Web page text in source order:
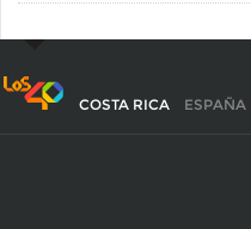
COSTA RICA ESPAÑA